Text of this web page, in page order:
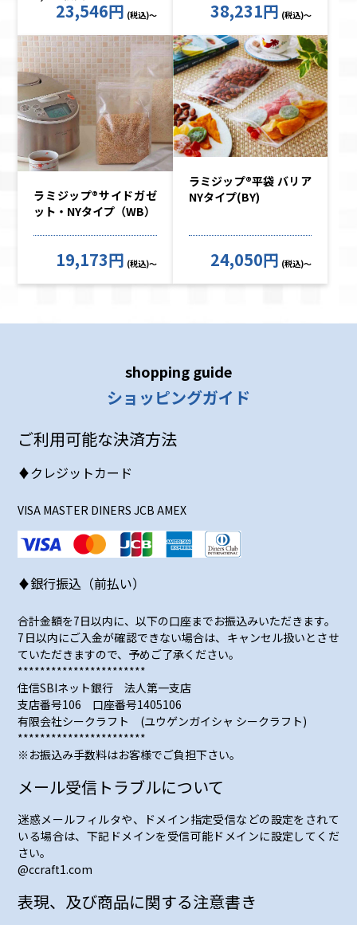
23,546円 (税込)～ 38,231円 (税込)～
ラミジップ®サイドガゼ
ット・NYタイプ（WB）
19,173円 (税込)～
ラミジップ®平袋 バリア
NYタイプ(BY)
24,050円 (税込)～
shopping guide
ショッピングガイド
ご利用可能な決済方法
♦クレジットカード
VISA MASTER DINERS JCB AMEX
♦銀行振込（前払い）
合計金額を7日以内に、以下の口座までお振込みいただきます。
7日以内にご入金が確認できない場合は、キャンセル扱いとさせ
ていただきますので、予めご了承ください。
***********************
住信SBIネット銀行 法人第一支店
支店番号106 口座番号1405106
有限会社シークラフト (ユウゲンガイシャ シークラフト)
***********************
※お振込み手数料はお客様でご負担下さい。
メール受信トラブルについて
迷惑メールフィルタや、ドメイン指定受信などの設定をされて
いる場合は、下記ドメインを受信可能ドメインに設定してくだ
さい。
@ccraft1.com
表現、及び商品に関する注意書き